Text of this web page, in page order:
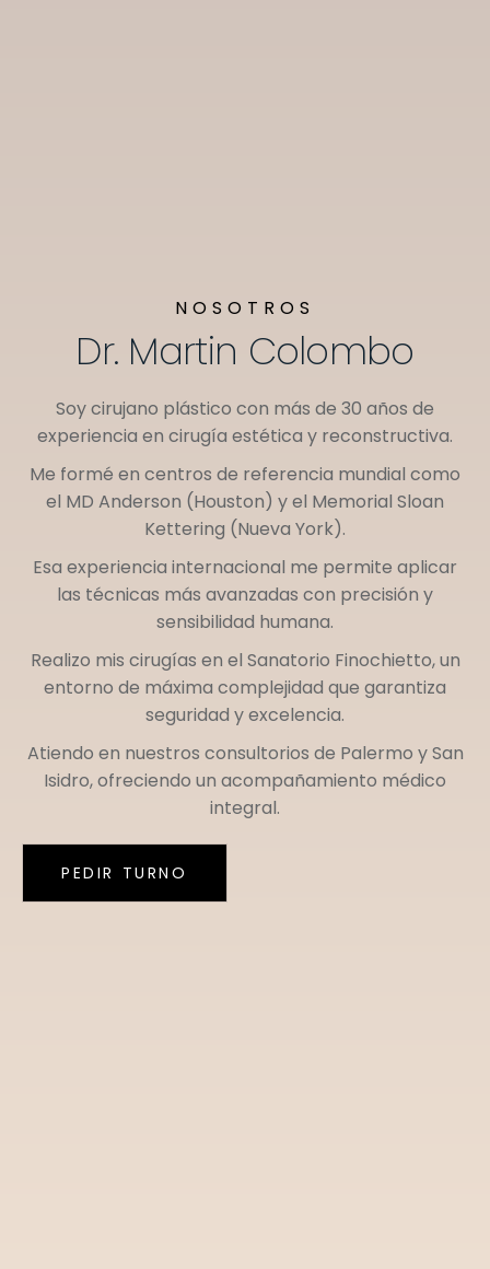
NOSOTROS
Dr. Martin Colombo
Soy cirujano plástico con más de 30 años de
experiencia en cirugía estética y reconstructiva.
Me formé en centros de referencia mundial como
el MD Anderson (Houston) y el Memorial Sloan
Kettering (Nueva York).
Esa experiencia internacional me permite aplicar
las técnicas más avanzadas con precisión y
sensibilidad humana.
Realizo mis cirugías en el Sanatorio Finochietto, un
entorno de máxima complejidad que garantiza
seguridad y excelencia.
Atiendo en nuestros consultorios de Palermo ySan
Isidro, ofreciendo un acompañamiento médico
integral.
PEDIR TURNO